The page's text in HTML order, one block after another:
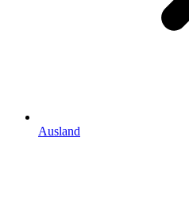
Ausland